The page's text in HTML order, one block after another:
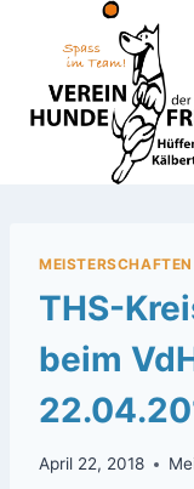
springen
MEISTERSCHAFTEN
THS-
beim
April 22, 2018